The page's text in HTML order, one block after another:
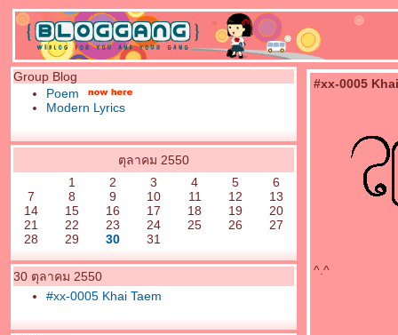
Group Blog
Poem
Modern Lyrics
ตุลาคม 2550
1
2 3 4 5
6
7
8 9 10 11 12
13
14
15 16 17 18 19
20
21
22 23 24 25 26
27
28
29 30 31
30 ตุลาคม 2550
#xx-0005 Khai Taem
#xx-0005
^.^